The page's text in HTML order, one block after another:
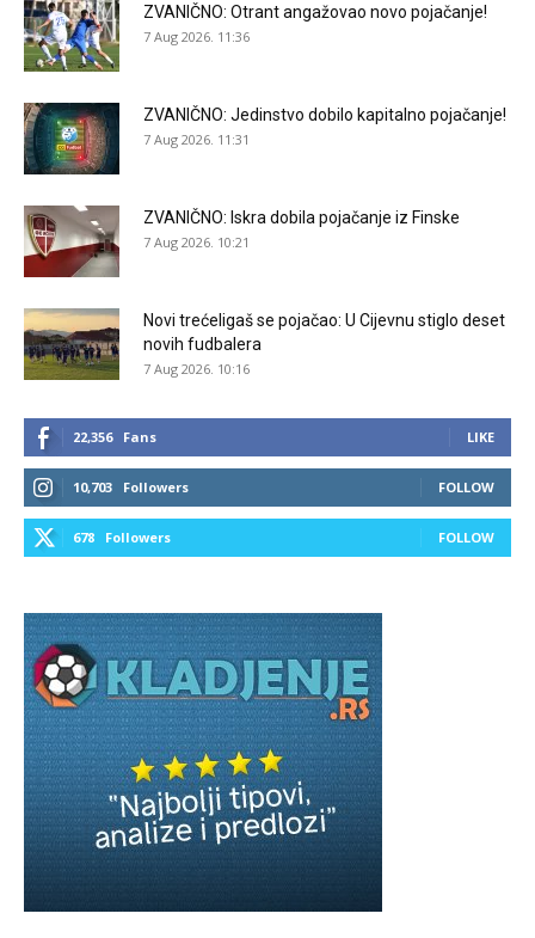
ZVANIČNO: Otrant angažovao novo pojačanje!
7 Aug 2026. 11:36
ZVANIČNO: Jedinstvo dobilo kapitalno pojačanje!
7 Aug 2026. 11:31
ZVANIČNO: Iskra dobila pojačanje iz Finske
7 Aug 2026. 10:21
Novi trećeligaš se pojačao: U Cijevnu stiglo deset
novih fudbalera
7 Aug 2026. 10:16
22,356 Fans LIKE
10,703 Followers FOLLOW
678 Followers FOLLOW